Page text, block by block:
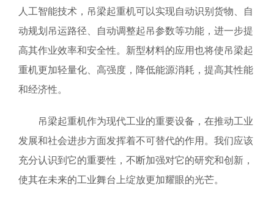
人工智能技术，吊梁起重机可以实现自动识别货物、自
动规划吊运路径、自动调整起吊参数等功能，进一步提
高其作业效率和安全性。新型材料的应用也将使吊梁起
重机更加轻量化、高强度，降低能源消耗，提高其性能
和经济性。
吊梁起重机作为现代工业的重要设备，在推动工业
发展和社会进步方面发挥着不可替代的作用。我们应该
充分认识到它的重要性，不断加强对它的研究和创新，
使其在未来的工业舞台上绽放更加耀眼的光芒。